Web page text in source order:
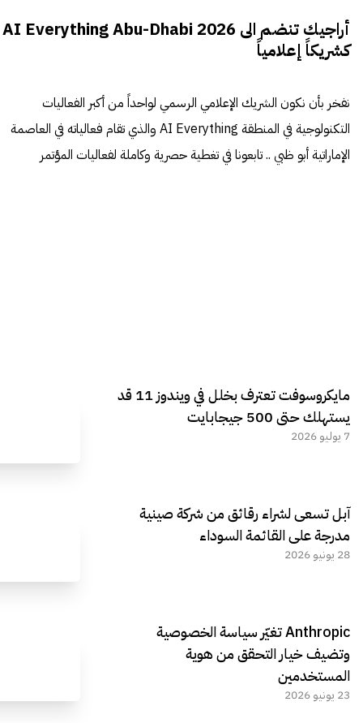
أراجيك تنضم الى AI Everything Abu-Dhabi 2026
كشريكاً إعلامياً
نفخر بأن نكون الشريك الإعلامي الرسمي لواحداً من أكبر الفعاليات
التكنولوجية في المنطقة AI Everything والذي تقام فعالياته في العاصمة
الإماراتية أبو ظبي .. تابعونا في تغطية حصرية وكاملة لفعاليات المؤتمر
مايكروسوفت تعترف بخلل في ويندوز 11 قد
يستهلك حتى 500 جيجابايت
7 يوليو 2026
آبل تسعى لشراء رقائق من شركة صينية
مدرجة على القائمة السوداء
28 يونيو 2026
Anthropic تغيّر سياسة الخصوصية
وتضيف خيار التحقق من هوية
المستخدمين
23 يونيو 2026